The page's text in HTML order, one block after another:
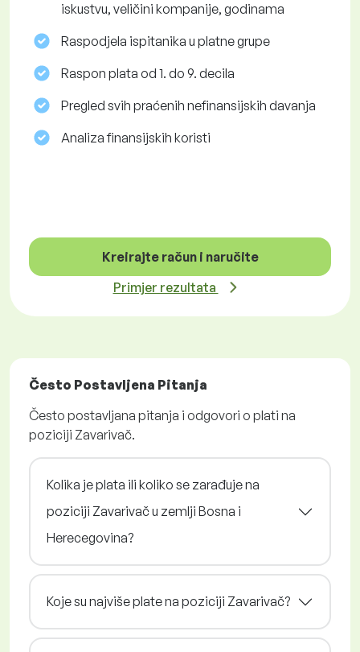
iskustvu, veličini kompanije, godinama
Raspodjela ispitanika u platne grupe
Raspon plata od 1. do 9. decila
Pregled svih praćenih nefinansijskih davanja
Analiza finansijskih koristi
Kreirajte račun i naručite
Primjer rezultata
Često Postavljena Pitanja
Često postavljana pitanja i odgovori o plati na
poziciji Zavarivač.
Kolika je plata ili koliko se zarađuje na
poziciji Zavarivač u zemlji Bosna i
Herecegovina?
Koje su najviše plate na poziciji Zavarivač?